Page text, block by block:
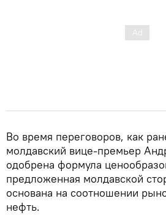
Во время переговоров, как
молдавский вице-премьер
одобрена формула
предложенная молдавской
основана на соотношении
нефть.